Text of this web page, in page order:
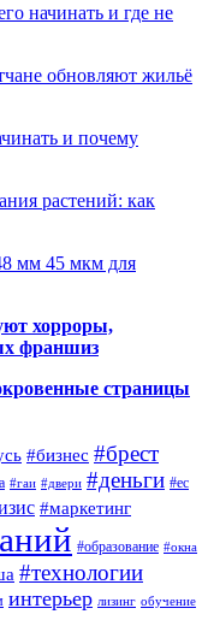
начинать и где не
обновляют жильё
и почему
растений: как
мм 45 мкм для
хорроры,
франшиз
страницы
#бизнес #брест
#гаи #двери #деньги #ес
#маркетинг
#образование #окна
#технологии
интерьер лизинг обучение